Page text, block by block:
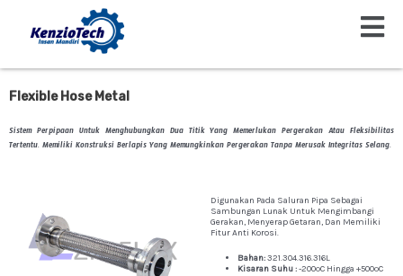
Menu
Flexible Hose Metal
Flexible Hose Metal
Sistem Perpipaan Untuk Menghubungkan Dua Titik Yang Memerlukan Pergerakan Atau Fleksibilitas
Tertentu. Memiliki Konstruksi Berlapis Yang Memungkinkan Pergerakan Tanpa Merusak Integritas Selang.
Digunakan Pada Saluran Pipa Sebagai
Sambungan Lunak Untuk Mengimbangi
Gerakan, Menyerap Getaran, Dan Memiliki
Fitur Anti Korosi.
Bahan:321.304.316.316L
Kisaran Suhu :-200ºC Hingga +500ºC